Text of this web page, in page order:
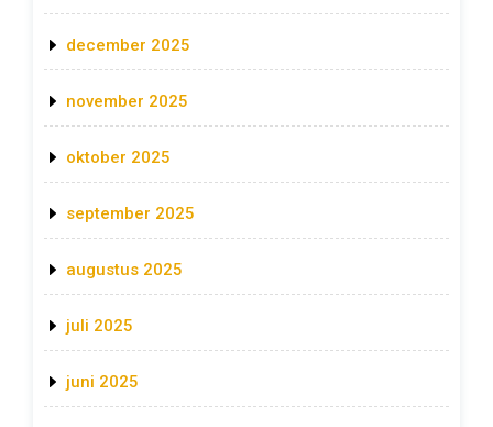
december 2025
november 2025
oktober 2025
september 2025
augustus 2025
juli 2025
juni 2025